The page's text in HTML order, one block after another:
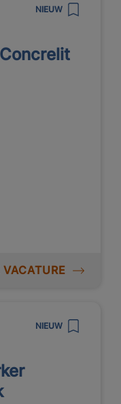
NIEUW
NIEUW